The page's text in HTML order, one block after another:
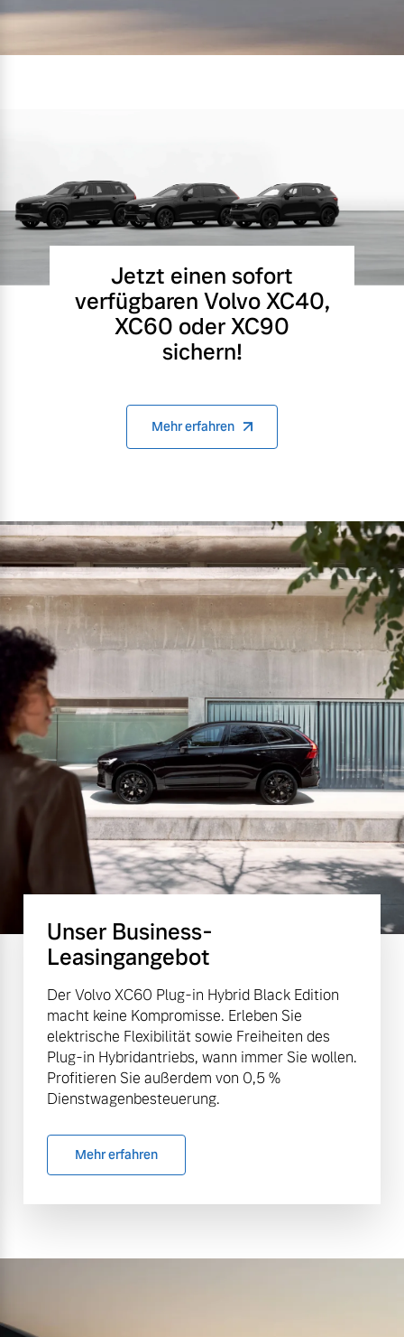
Jetzt einen sofort
verfügbaren Volvo XC40,
XC60 oder XC90
sichern!
Mehr erfahren
Unser Business-
Leasingangebot
Der Volvo XC60 Plug-in Hybrid Black Edition
macht keine Kompromisse. Erleben Sie
elektrische Flexibilität sowie Freiheiten des
Plug-in Hybridantriebs, wann immer Sie wollen.
Profitieren Sie außerdem von 0,5 %
Dienstwagenbesteuerung.
Mehr erfahren